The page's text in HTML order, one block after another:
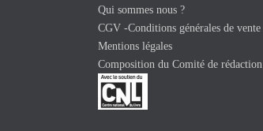
Qui sommes nous ?
CGV -Conditions générales de vente
Mentions légales
Composition du Comité de rédaction